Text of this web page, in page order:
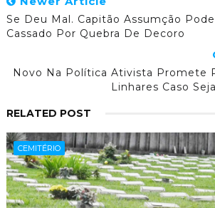
Se Deu Mal. Capitão Assumção
Cassado Por Quebra De Decoro
Novo Na Política Ativista Promete
Linhares Caso
RELATED POST
CEMITÉRIO